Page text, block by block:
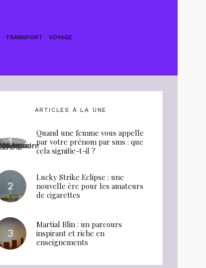
TRANSPORT VOYAGE
ARTICLES À LA UNE
Quand une femme vous appelle
par votre prénom par sms : que
cela signifie-t-il ?
Lucky Strike Eclipse : une
nouvelle ère pour les amateurs
de cigarettes
Martial Blin : un parcours
inspirant et riche en
enseignements